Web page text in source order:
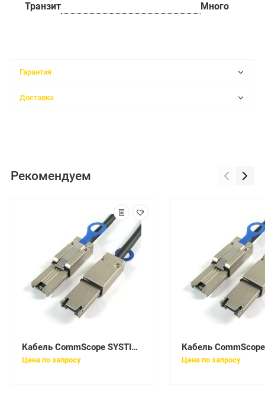
Транзит Много
Гарантия
Доставка
Рекомендуем
Кабель CommScope SYSTIMAX 760010900
Цена по запросу Цена по запросу